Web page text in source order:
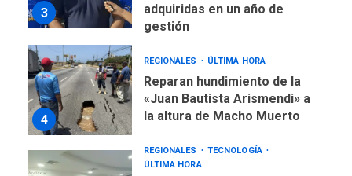
3
adquiridas en un año de
gestión
4
REGIONALES ÚLTIMA HORA
Reparan hundimiento de la
«Juan Bautista Arismendi» a
la altura de Macho Muerto
REGIONALES
TECNOLOGÍA
ÚLTIMA HORA